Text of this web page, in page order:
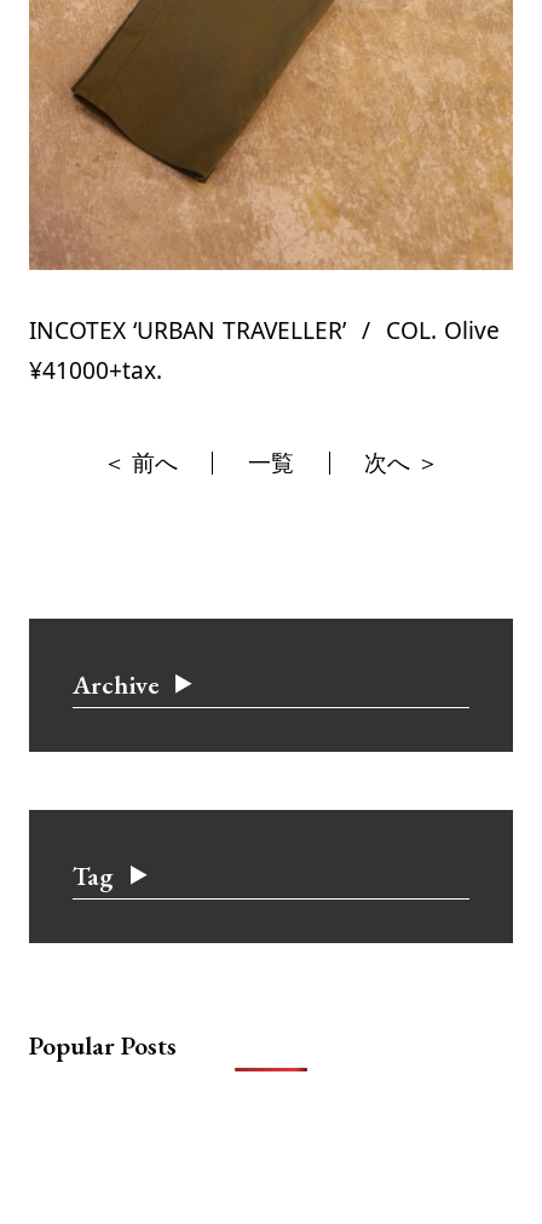
INCOTEX ‘URBAN TRAVELLER’ / COL. Olive
¥41000+tax.
＜ 前へ 一覧 次へ ＞
Archive
Tag
Popular Posts